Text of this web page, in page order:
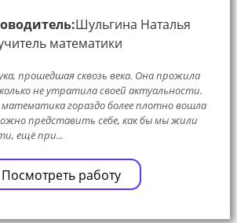
Шульгина Наталья
математики
прошедшая сквозь века. Она прожила
не утратила своей актуальности.
гораздо более плотно вошла
представить себе, как бы мы жили
ещё при...
Посмотреть работу